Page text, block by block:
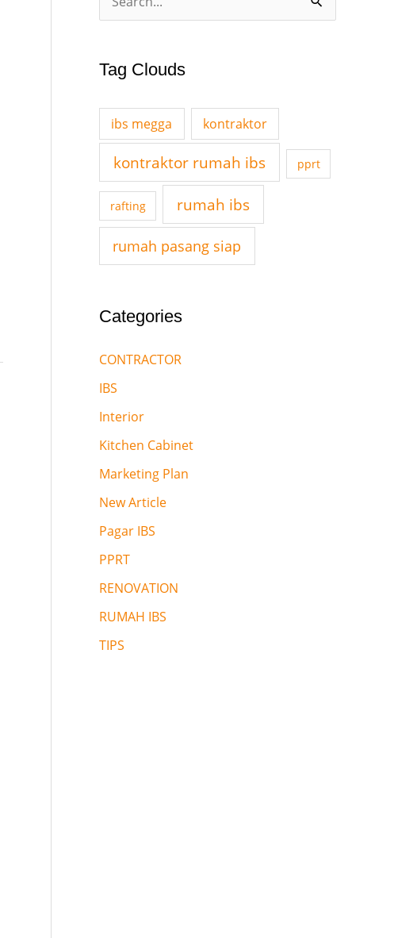
r
c
o
:
Tag Clouds
ibs megga kontraktor
kontraktor rumah ibs pprt
rafting rumah ibs
rumah pasang siap
Categories
CONTRACTOR
IBS
Interior
Kitchen Cabinet
Marketing Plan
New Article
Pagar IBS
PPRT
RENOVATION
RUMAH IBS
TIPS